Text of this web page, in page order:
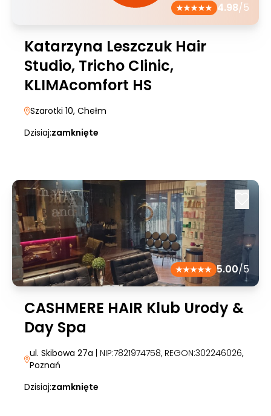
4.98/5
Katarzyna Leszczuk Hair
Studio, Tricho Clinic,
KLIMAcomfort HS
Szarotki 10, Chełm
Dzisiaj:zamknięte
5.00/5
CASHMERE HAIR Klub Urody &
Day Spa
ul. Skibowa 27a | NIP:7821974758, REGON:302246026,
Poznań
Dzisiaj:zamknięte